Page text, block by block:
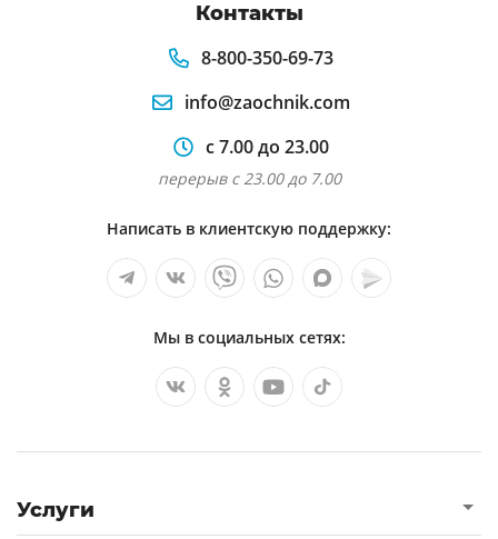
Контакты
8-800-350-69-73
info@zaochnik.com
с 7.00 до 23.00
перерыв с 23.00 до 7.00
Написать в клиентскую поддержку:
Мы в социальных сетях:
Услуги